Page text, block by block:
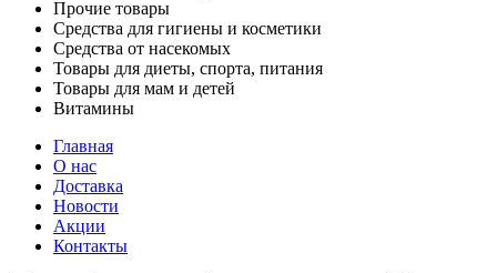
Прочие товары
Средства для гигиены и косметики
Средства от насекомых
Товары для диеты, спорта, питания
Товары для мам и детей
Витамины
Главная
О нас
Доставка
Новости
Акции
Контакты